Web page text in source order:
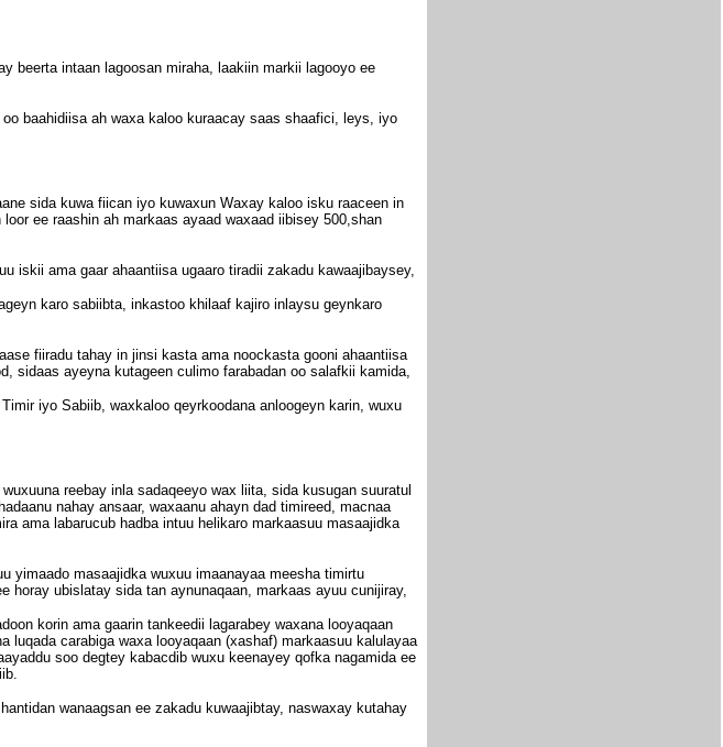
beerta intaan lagoosan miraha, laakiin markii lagooyo ee
baahidiisa ah waxa kaloo kuraacay saas shaafici, leys, iyo
sida kuwa fiican iyo kuwaxun Waxay kaloo isku raaceen in
ee raashin ah markaas ayaad waxaad iibisey 500,shan
iskii ama gaar ahaantiisa ugaaro tiradii zakadu kawaajibaysey,
karo sabiibta, inkastoo khilaaf kajiro inlaysu geynkaro
fiiradu tahay in jinsi kasta ama noockasta gooni ahaantiisa
sidaas ayeyna kutageen culimo farabadan oo salafkii kamida,
iyo Sabiib, waxkaloo qeyrkoodana anloogeyn karin, wuxu
reebay inla sadaqeeyo wax liita, sida kusugan suuratul
nahay ansaar, waxaanu ahayn dad timireed, macnaa
ama labarucub hadba intuu helikaro markaasuu masaajidka
yimaado masaajidka wuxuu imaanayaa meesha timirtu
horay ubislatay sida tan aynunaqaan, markaas ayuu cunijiray,
korin ama gaarin tankeedii lagarabey waxana looyaqaan
luqada carabiga waxa looyaqaan (xashaf) markaasuu kalulayaa
soo degtey kabacdib wuxu keenayey qofka nagamida ee
wanaagsan ee zakadu kuwaajibtay, naswaxay kutahay